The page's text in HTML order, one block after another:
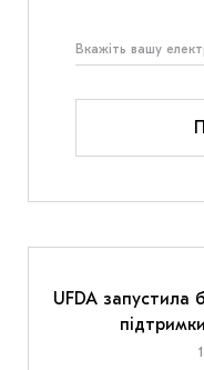
UFDA запустила